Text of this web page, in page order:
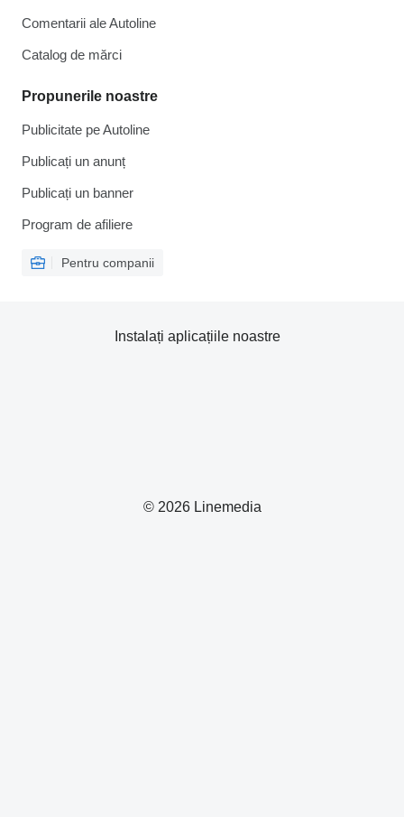
Comentarii ale Autoline
Catalog de mărcі
Propunerile noastre
Publicitate pe Autoline
Publicați un anunț
Publicați un banner
Program de afiliere
Pentru companii
© 2026 Linemedia
Instalați aplicațiile noastre